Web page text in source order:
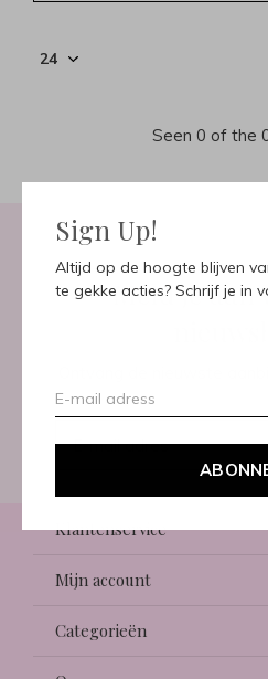
Sign Up!
Altijd op de hoogte blijven
te gekke acties? Schrijf je in
Seen 0 of the
Meld je aan
Klantenservice
Mijn account
Categorieën